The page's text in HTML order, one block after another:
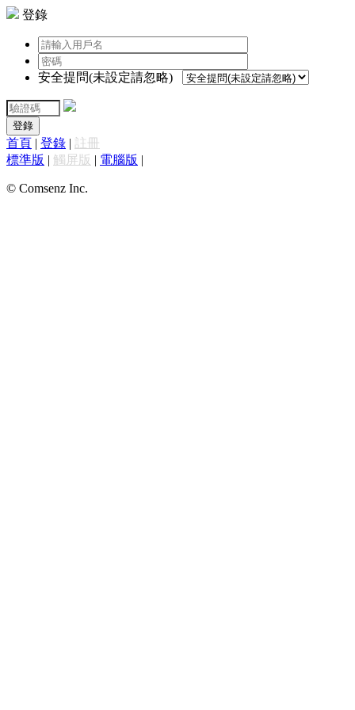
登錄
安全提問(未設定請忽略)
登錄
首頁 | 登錄 | 註冊
標準版 | 觸屏版 | 電腦版 |
© Comsenz Inc.